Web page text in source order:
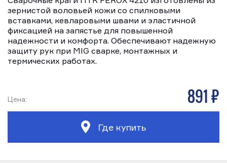
зернистой воловьей кожи со спилковыми
вставками, кевларовыми швами и эластичной
фиксацией на запястье для повышенной
надежности и комфорта. Обеспечивают надежную
защиту рук при MIG сварке, монтажных и
термических работах.
Цена: 891 р
Где купить